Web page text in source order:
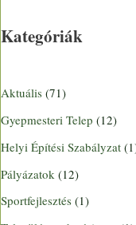
Kategóriák
Aktuális (71)
Gyepmesteri Telep (12)
Helyi Építési Szabályzat
Pályázatok (12)
Sportfejlesztés (1)